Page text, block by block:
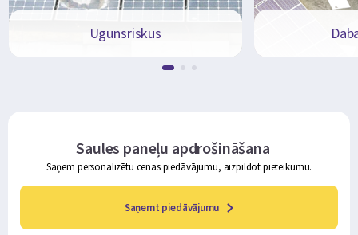
Ugunsriskus
Saules paneļu apdrošināšana
Saņem personalizētu cenas piedāvājumu, aizpildot pieteikumu.
Saņemt piedāvājumu